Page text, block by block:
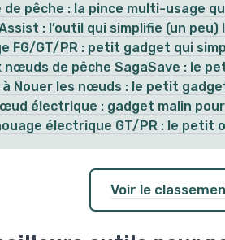
de pêche : la pince multi-usage
Assist : l’outil qui simplifie (un
FG/GT/PR : petit gadget qui
nœuds de pêche SagaSave : le
à Nouer les nœuds : le petit
électrique : gadget malin
électrique GT/PR : le
Voir le